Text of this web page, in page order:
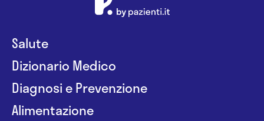
Salute
Dizionario Medico
Diagnosi e Prevenzione
Alimentazione